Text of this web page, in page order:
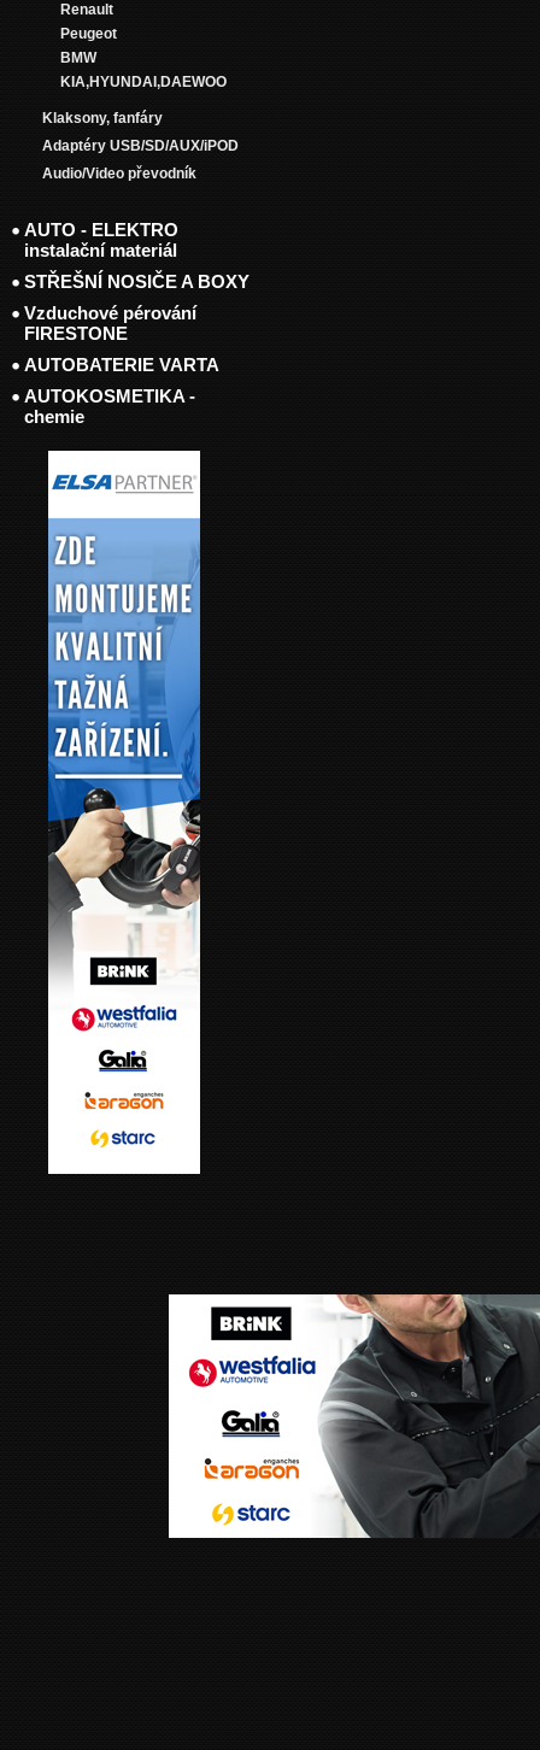
Renault
Peugeot
BMW
KIA,HYUNDAI,DAEWOO
Klaksony, fanfáry
Adaptéry USB/SD/AUX/iPOD
Audio/Video převodník
AUTO - ELEKTRO
instalační materiál
STŘEŠNÍ NOSIČE A BOXY
Vzduchové pérování
FIRESTONE
AUTOBATERIE VARTA
AUTOKOSMETIKA -
chemie